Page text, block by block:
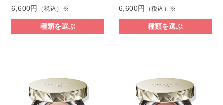
6,600円 （税込）※
種類を選ぶ
6,600円 （税込）※
種類を選ぶ